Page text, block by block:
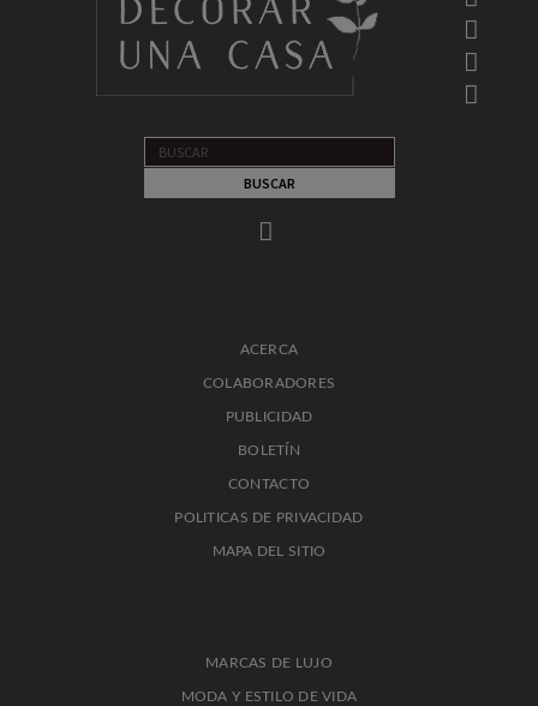
ACERCA
COLABORADORES
PUBLICIDAD
BOLETÍN
CONTACTO
POLITICAS DE PRIVACIDAD
MAPA DEL SITIO
MARCAS DE LUJO
MODA Y ESTILO DE VIDA